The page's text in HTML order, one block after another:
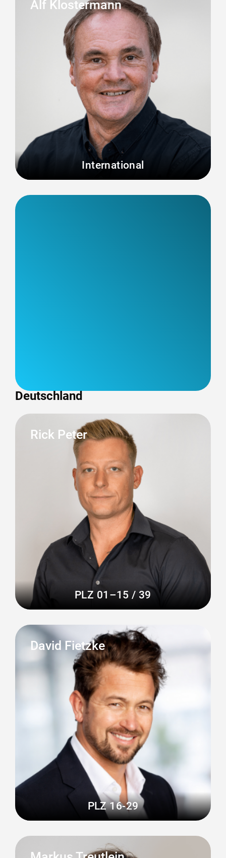
Alf Klostermann
International
Deutschland
Rick Peter
PLZ 01–15 / 39
David Fietzke
PLZ 16-29